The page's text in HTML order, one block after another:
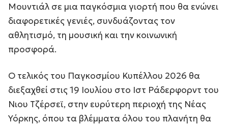
Μουντιάλ σε μια παγκόσμια γιορτή που θα ενώνει
διαφορετικές γενιές, συνδυάζοντας τον
αθλητισμό, τη μουσική και την κοινωνική
προσφορά.
Ο τελικός του Παγκοσμίου Κυπέλλου 2026 θα
διεξαχθεί στις 19 Ιουλίου στο Ιστ Ράδερφορντ του
Νιου Τζέρσεϊ, στην ευρύτερη περιοχή της Νέας
Υόρκης, όπου τα βλέμματα όλου του πλανήτη θα